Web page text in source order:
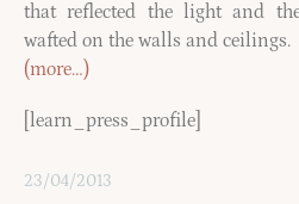
that reflected the light and
wafted on the walls and ceilings.
(more…)
[learn_press_profile]
23/04/2013